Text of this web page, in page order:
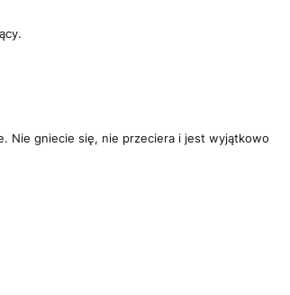
Nie gniecie się, nie przeciera i jest wyjątkowo